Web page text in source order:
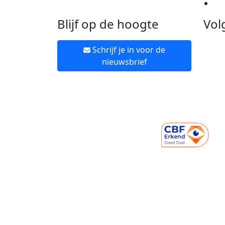
Blijf op de hoogte
Schrijf je in voor de
nieuwsbrief